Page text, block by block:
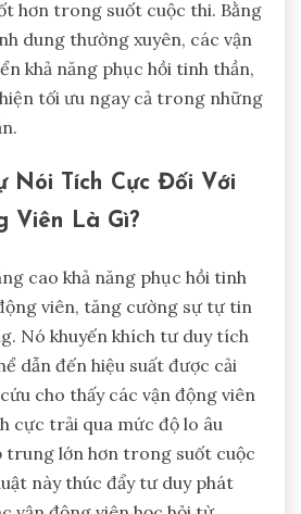
hơn trong suốt cuộc thi. Bằng
dung thường xuyên, các vận
khả năng phục hồi tinh thần,
tối ưu ngay cả trong những
Nói Tích Cực Đối Với
Viên Là Gì?
cao khả năng phục hồi tinh
viên, tăng cường sự tự tin
Nó khuyến khích tư duy tích
dẫn đến hiệu suất được cải
cho thấy các vận động viên
cực trải qua mức độ lo âu
trung lớn hơn trong suốt cuộc
này thúc đẩy tư duy phát